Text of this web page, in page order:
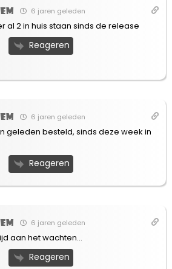
6 jaren geleden
al 2 in huis staan sinds de release
Reageren
6 jaren geleden
geleden besteld, sinds deze week in
Reageren
6 jaren geleden
aan het wachten…
Reageren